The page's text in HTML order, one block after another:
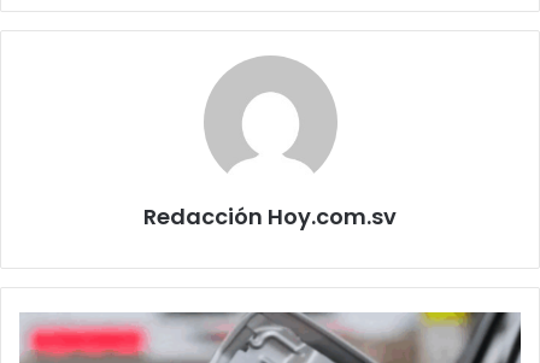
Redacción Hoy.com.sv
DGEHM
mantiene